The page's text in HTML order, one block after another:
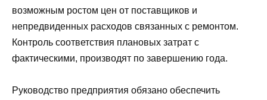
возможным ростом цен от поставщиков и
непредвиденных расходов связанных с ремонтом.
Контроль соответствия плановых затрат с
фактическими, производят по завершению года.
Руководство предприятия обязано обеспечить